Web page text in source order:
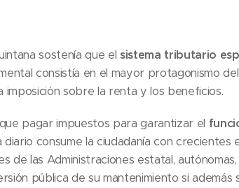
sostenía que el sistema tributario
consistía en el mayor protagonismo
sobre la renta y los beneficios.
pagar impuestos para garantizar el
diario consume la ciudadanía con crecientes
de las Administraciones estatal,
pública de su mantenimiento si